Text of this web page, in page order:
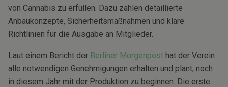
von Cannabis zu erfüllen. Dazu zählen detaillierte
Anbaukonzepte, Sicherheitsmaßnahmen und klare
Richtlinien für die Ausgabe an Mitglieder.
Laut einem Bericht der Berliner Morgenpost hat der Verein
alle notwendigen Genehmigungen erhalten und plant, noch
in diesem Jahr mit der Produktion zu beginnen. Die erste